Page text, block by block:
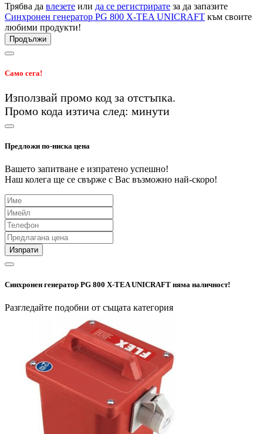
Трябва да влезете или да се регистрирате за да запазите
Синхронен генератор PG 800 X-TEA UNICRAFT към своите
любими продукти!
Продължи
Само сега!
Използвай промо код за отстъпка.
Промо кода изтича след: минути
Предложи по-ниска цена
Вашето запитване е изпратено успешно!
Наш колега ще се свърже с Вас възможно най-скоро!
Изпрати
Синхронен генератор PG 800 X-TEA UNICRAFT няма наличност!
Разгледайте подобни от същата категория